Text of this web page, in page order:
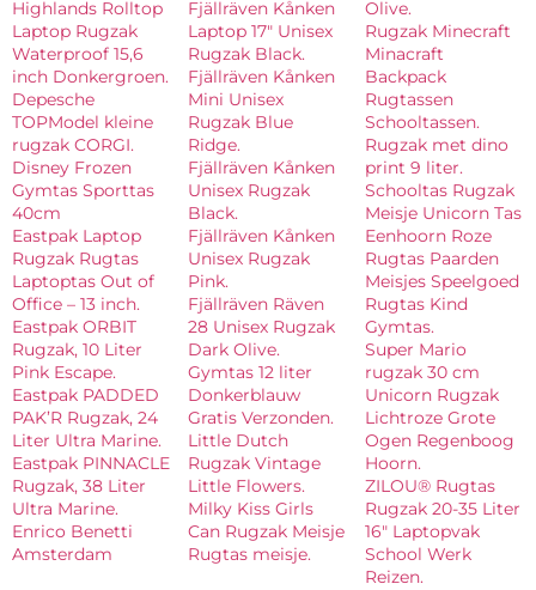
Highlands Rolltop
Laptop Rugzak
Waterproof 15,6
inch Donkergroen.
Depesche
TOPModel kleine
rugzak CORGI.
Disney Frozen
Gymtas Sporttas
40cm
Eastpak Laptop
Rugzak Rugtas
Laptoptas Out of
Office – 13 inch.
Eastpak ORBIT
Rugzak, 10 Liter
Pink Escape.
Eastpak PADDED
PAK’R Rugzak, 24
Liter Ultra Marine.
Eastpak PINNACLE
Rugzak, 38 Liter
Ultra Marine.
Enrico Benetti
Amsterdam
Fjällräven Kånken
Laptop 17″ Unisex
Rugzak Black.
Fjällräven Kånken
Mini Unisex
Rugzak Blue
Ridge.
Fjällräven Kånken
Unisex Rugzak
Black.
Fjällräven Kånken
Unisex Rugzak
Pink.
Fjällräven Räven
28 Unisex Rugzak
Dark Olive.
Gymtas 12 liter
Donkerblauw
Gratis Verzonden.
Little Dutch
Rugzak Vintage
Little Flowers.
Milky Kiss Girls
Can Rugzak Meisje
Rugtas meisje.
Olive.
Rugzak Minecraft
Minacraft
Backpack
Rugtassen
Schooltassen.
Rugzak met dino
print 9 liter.
Schooltas Rugzak
Meisje Unicorn Tas
Eenhoorn Roze
Rugtas Paarden
Meisjes Speelgoed
Rugtas Kind
Gymtas.
Super Mario
rugzak 30 cm
Unicorn Rugzak
Lichtroze Grote
Ogen Regenboog
Hoorn.
ZILOU® Rugtas
Rugzak 20-35 Liter
16″ Laptopvak
School Werk
Reizen.